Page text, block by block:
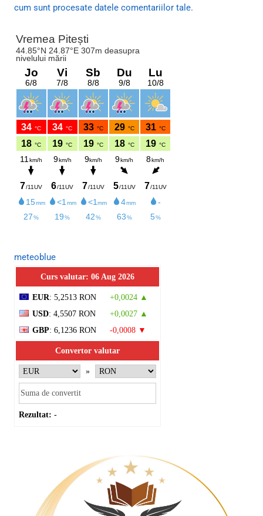
cum sunt procesate datele comentariilor tale.
meteoblue
Curs valutar: 06 Aug 2026
EUR: 5,2513 RON
+0,0024 ▲
USD: 4,5507 RON
+0,0027 ▲
GBP: 6,1236 RON -0,0008 ▼
Convertor valutar
»
Rezultat: -